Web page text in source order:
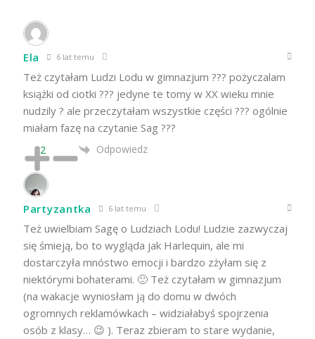
Ela 6 lat temu
Też czytałam Ludzi Lodu w gimnazjum ??? pożyczalam
książki od ciotki ??? jedyne te tomy w XX wieku mnie
nudzily ? ale przeczytałam wszystkie części ??? ogólnie
miałam fazę na czytanie Sag ???
2 Odpowiedz
Partyzantka 6 lat temu
Też uwielbiam Sagę o Ludziach Lodu! Ludzie zazwyczaj
się śmieją, bo to wygląda jak Harlequin, ale mi
dostarczyła mnóstwo emocji i bardzo zżyłam się z
niektórymi bohaterami. 🙂 Też czytałam w gimnazjum
(na wakacje wyniosłam ją do domu w dwóch
ogromnych reklamówkach – widziałabyś spojrzenia
osób z klasy… 😉 ). Teraz zbieram to stare wydanie,